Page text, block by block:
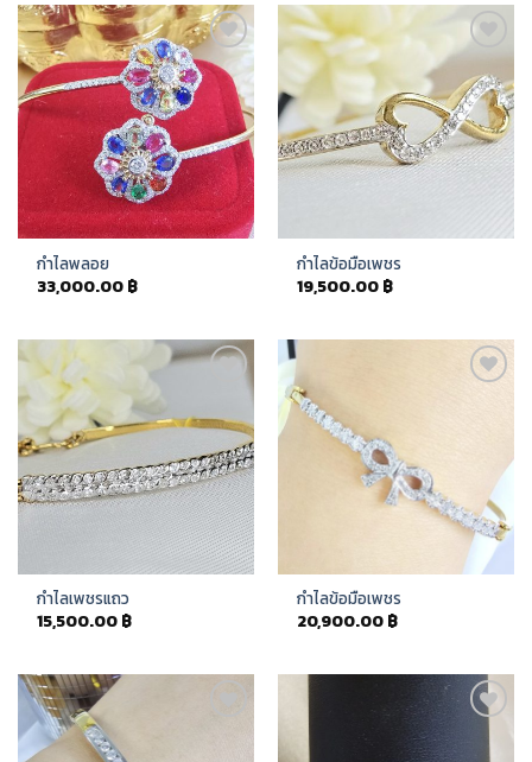
Add to
Wishlist
กำไลพลอย
33,000.00 ฿
Wishlist
กำไลข้อมือเพชร
19,500.00 ฿
Wishlist
กำไลเพชรแถว
15,500.00 ฿
กำไลข้อมือเพชร
20,900.00 ฿
Wishlist